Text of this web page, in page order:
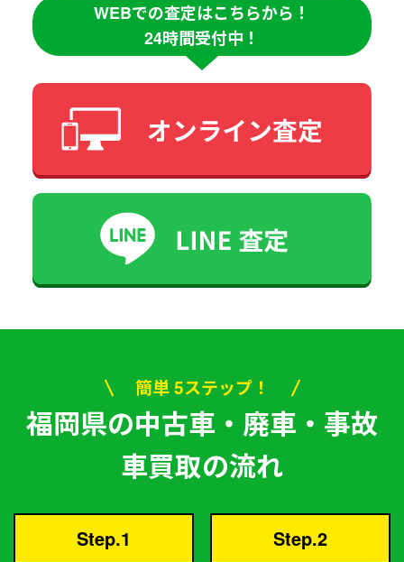
WEBでの査定はこちらから！
24時間受付中！
簡単 5ステップ！
福岡県の中古車・廃車・事故
車買取の流れ
Step.1 Step.2